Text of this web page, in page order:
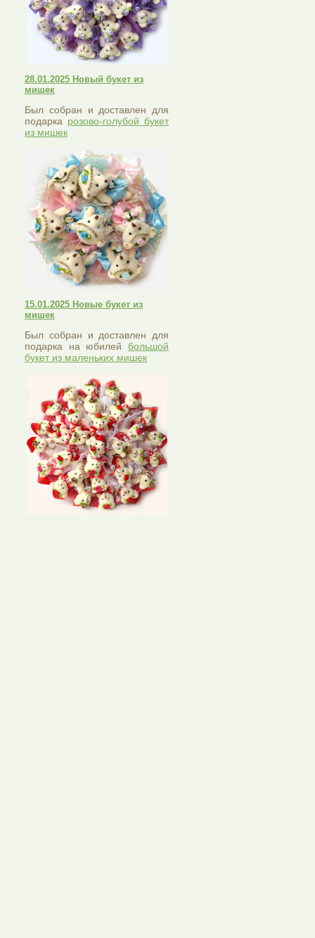
28.01.2025 Новый букет из
мишек
Был собран и доставлен для
подарка розово-голубой букет
из мишек
15.01.2025 Новые букет из
мишек
Был собран и доставлен для
подарка на юбилей большой
букет из маленьких мишек